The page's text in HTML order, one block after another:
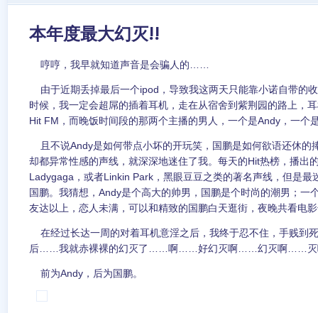
本年度最大幻灭!!
哼哼，我早就知道声音是会骗人的……
由于近期丢掉最后一个ipod，导致我这两天只能靠小诺自带的
时候，我一定会超屌的插着耳机，走在从宿舍到紫荆园的路上，
Hit FM，而晚饭时间段的那两个主播的男人，一个是Andy，一个
且不说Andy是如何带点小坏的开玩笑，国鹏是如何欲语还休的
却都异常性感的声线，就深深地迷住了我。每天的Hit热榜，播出
Ladygaga，或者Linkin Park，黑眼豆豆之类的著名声线，但是最
国鹏。我猜想，Andy是个高大的帅男，国鹏是个时尚的潮男；一
友达以上，恋人未满，可以和精致的国鹏白天逛街，夜晚共看电
在经过长达一周的对着耳机意淫之后，我终于忍不住，手贱到
后……我就赤裸裸的幻灭了……啊……好幻灭啊……幻灭啊
前为Andy，后为国鹏。